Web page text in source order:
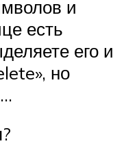
и
есть
его и
но